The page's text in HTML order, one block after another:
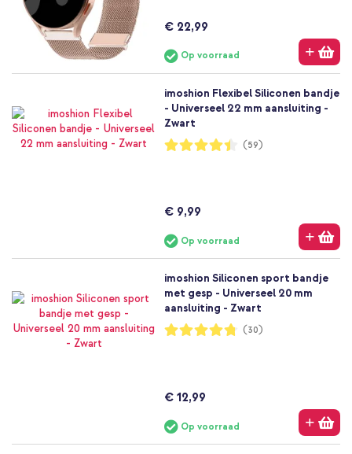
€ 22,99
Op voorraad
imoshion Flexibel Siliconen bandje
- Universeel 22 mm aansluiting -
Zwart
Waardering:
89%
(59)
€ 9,99
Op voorraad
imoshion Siliconen sport bandje
met gesp - Universeel 20 mm
aansluiting - Zwart
Waardering:
95%
(30)
€ 12,99
Op voorraad